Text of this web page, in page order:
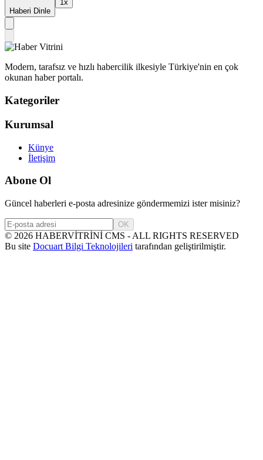
Haberi Dinle
1x
Modern, tarafsız ve hızlı habercilik ilkesiyle Türkiye'nin en çok
okunan haber portalı.
Kategoriler
Kurumsal
Künye
İletişim
Abone Ol
Güncel haberleri e-posta adresinize göndermemizi ister misiniz?
OK
© 2026 HABERVİTRİNİ CMS - ALL RIGHTS RESERVED
Bu site Docuart Bilgi Teknolojileri tarafından geliştirilmiştir.